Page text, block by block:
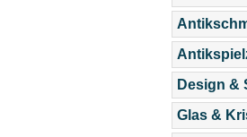
Design &
Glas &